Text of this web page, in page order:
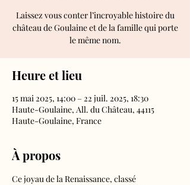
Laissez vous conter l’incroyable histoire du
château de Goulaine et de la famille qui porte
le même nom.
Heure et lieu
15 mai 2025, 14:00 – 22 juil. 2025, 18:30
Haute-Goulaine, All. du Château, 44115
Haute-Goulaine, France
À propos
Ce joyau de la Renaissance, classé